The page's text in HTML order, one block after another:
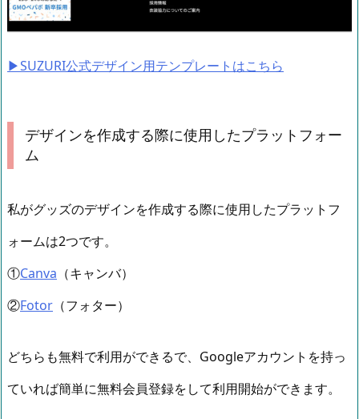
▶︎SUZURI公式デザイン用テンプレートはこちら
デザインを作成する際に使用したプラットフォー
ム
私がグッズのデザインを作成する際に使用したプラットフ
ォームは2つです。
①Canva （キャンバ）
②Fotor （フォター）
どちらも無料で利用ができるで、Googleアカウントを持っ
ていれば簡単に無料会員登録をして利用開始ができます。